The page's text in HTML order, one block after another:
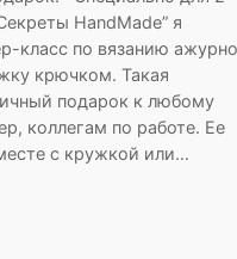
HandMade” я
класс по вязанию
крючком. Такая
подарок к любому
коллегам по работе. Ее
с кружкой или…